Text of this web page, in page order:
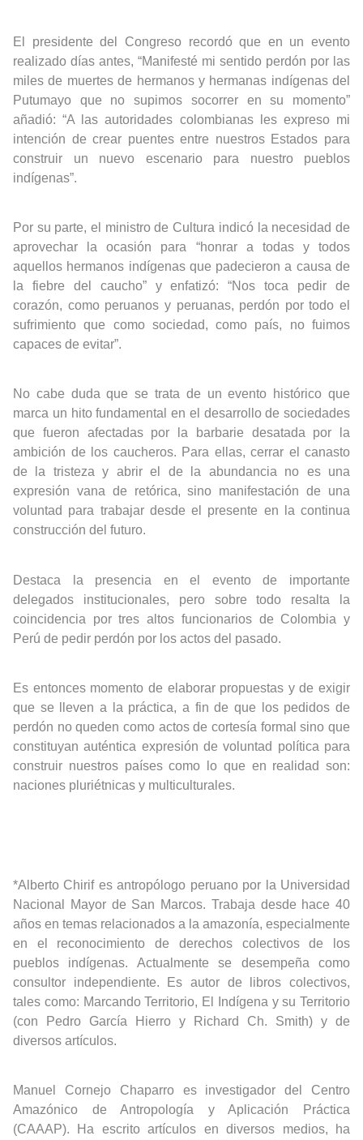
El presidente del Congreso recordó que en un evento
realizado días antes, “Manifesté mi sentido perdón por las
miles de muertes de hermanos y hermanas indígenas del
Putumayo que no supimos socorrer en su momento”
añadió: “A las autoridades colombianas les expreso mi
intención de crear puentes entre nuestros Estados para
construir un nuevo escenario para nuestro pueblos
indígenas”.
Por su parte, el ministro de Cultura indicó la necesidad de
aprovechar la ocasión para “honrar a todas y todos
aquellos hermanos indígenas que padecieron a causa de
la fiebre del caucho” y enfatizó: “Nos toca pedir de
corazón, como peruanos y peruanas, perdón por todo el
sufrimiento que como sociedad, como país, no fuimos
capaces de evitar”.
No cabe duda que se trata de un evento histórico que
marca un hito fundamental en el desarrollo de sociedades
que fueron afectadas por la barbarie desatada por la
ambición de los caucheros. Para ellas, cerrar el canasto
de la tristeza y abrir el de la abundancia no es una
expresión vana de retórica, sino manifestación de una
voluntad para trabajar desde el presente en la continua
construcción del futuro.
Destaca la presencia en el evento de importante
delegados institucionales, pero sobre todo resalta la
coincidencia por tres altos funcionarios de Colombia y
Perú de pedir perdón por los actos del pasado.
Es entonces momento de elaborar propuestas y de exigir
que se lleven a la práctica, a fin de que los pedidos de
perdón no queden como actos de cortesía formal sino que
constituyan auténtica expresión de voluntad política para
construir nuestros países como lo que en realidad son:
naciones pluriétnicas y multiculturales.
*Alberto Chirif es antropólogo peruano por la Universidad
Nacional Mayor de San Marcos. Trabaja desde hace 40
años en temas relacionados a la amazonía, especialmente
en el reconocimiento de derechos colectivos de los
pueblos indígenas. Actualmente se desempeña como
consultor independiente. Es autor de libros colectivos,
tales como: Marcando Territorio, El Indígena y su Territorio
(con Pedro García Hierro y Richard Ch. Smith) y de
diversos artículos.
Manuel Cornejo Chaparro es investigador del Centro
Amazónico de Antropología y Aplicación Práctica
(CAAAP). Ha escrito artículos en diversos medios, ha